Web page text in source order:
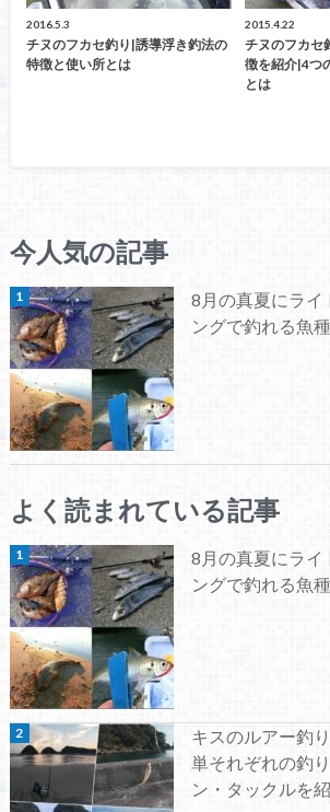
2016.5.3
チヌのフカセ釣り|誘導浮き釣法の
特徴と使い所とは
2015.4.22
チヌのフカセ
徴を紹介|4つ
とは
今人気の記事
8月の真夏にライ
ングで釣れる魚
よく読まれている記事
8月の真夏にライ
ングで釣れる魚
キスのルアー釣
単それぞれの釣
ン・タックルを